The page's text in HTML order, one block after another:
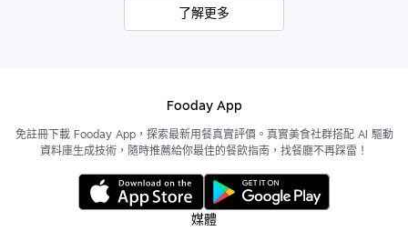
了解更多
Fooday App
免註冊下載 Fooday App，探索最新用餐真實評價。真實美食社群搭配 AI 驅動
資料庫生成技術，隨時推薦給你最佳的餐飲指南，找餐廳不再踩雷！
媒體